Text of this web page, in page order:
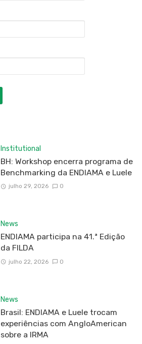
Institutional
BH: Workshop encerra programa de
Benchmarking da ENDIAMA e Luele
julho 29, 2026 0
News
ENDIAMA participa na 41.ª Edição
da FILDA
julho 22, 2026 0
News
Brasil: ENDIAMA e Luele trocam
experiências com AngloAmerican
sobre a IRMA